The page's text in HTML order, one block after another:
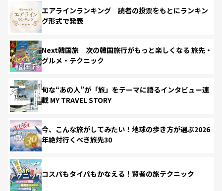
エアラインランキング 読者の投票をもとにランキン
グ形式で発表
Next韓国旅 次の韓国旅行がもっと楽しくなる 旅先・
グルメ・テクニック
旬な“あの人”が「旅」をテーマに語るインタビュー連
載 MY TRAVEL STORY
今、こんな旅がしてみたい！地球の歩き方が選ぶ2026
年絶対行くべき旅先30
コスパもタイパもかなえる！賢者の旅テクニック